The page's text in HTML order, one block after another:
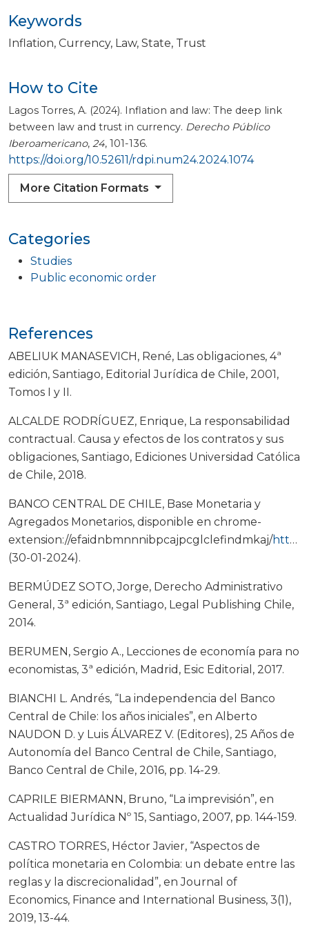
Keywords
Inflation Currency Law State Trust
Categories
Studies
Public economic order
How to Cite
Lagos Torres, A. (2024). Inflation and law: The deep link
between law and trust in currency. Derecho Público
Iberoamericano, 24, 101-136.
https://doi.org/10.52611/rdpi.num24.2024.1074
More Citation Formats
References
ABELIUK MANASEVICH, René, Las obligaciones, 4ª
edición, Santiago, Editorial Jurídica de Chile, 2001,
Tomos I y II.
ALCALDE RODRÍGUEZ, Enrique, La responsabilidad
contractual. Causa y efectos de los contratos y sus
obligaciones, Santiago, Ediciones Universidad Católica
de Chile, 2018.
BANCO CENTRAL DE CHILE, Base Monetaria y
Agregados Monetarios, disponible en chrome-
extension://efaidnbmnnnibpcajpcglclefindmkaj/https://si3.bcentral.cl/estadisticas/Principal1/Metodologias/EMF/AGREGADOS_MONETARIOS/Base_Monetaria.pdf
(30-01-2024).
BERMÚDEZ SOTO, Jorge, Derecho Administrativo
General, 3ª edición, Santiago, Legal Publishing Chile,
2014.
BERUMEN, Sergio A., Lecciones de economía para no
economistas, 3ª edición, Madrid, Esic Editorial, 2017.
BIANCHI L. Andrés, “La independencia del Banco
Central de Chile: los años iniciales”, en Alberto
NAUDON D. y Luis ÁLVAREZ V. (Editores), 25 Años de
Autonomía del Banco Central de Chile, Santiago,
Banco Central de Chile, 2016, pp. 14-29.
CAPRILE BIERMANN, Bruno, “La imprevisión”, en
Actualidad Jurídica Nº 15, Santiago, 2007, pp. 144-159.
CASTRO TORRES, Héctor Javier, “Aspectos de
política monetaria en Colombia: un debate entre las
reglas y la discrecionalidad”, en Journal of
Economics, Finance and International Business, 3(1),
2019, 13-44.